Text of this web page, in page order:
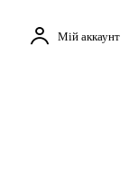
Мій аккаунт